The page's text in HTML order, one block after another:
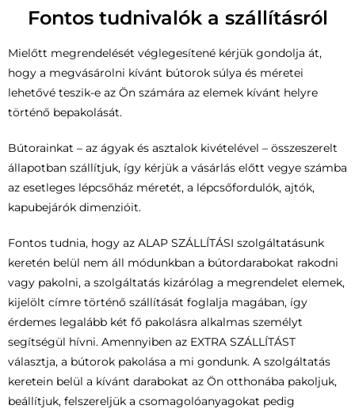
Fontos tudnivalók a szállításról
Mielőtt megrendelését véglegesítené kérjük gondolja át,
hogy a megvásárolni kívánt bútorok súlya és méretei
lehetővé teszik-e az Ön számára az elemek kívánt helyre
történő bepakolását.
Bútorainkat – az ágyak és asztalok kivételével – összeszerelt
állapotban szállítjuk, így kérjük a vásárlás előtt vegye számba
az esetleges lépcsőház méretét, a lépcsőfordulók, ajtók,
kapubejárók dimenzióit.
Fontos tudnia, hogy az ALAP SZÁLLÍTÁSI szolgáltatásunk
keretén belül nem áll módunkban a bútordarabokat rakodni
vagy pakolni, a szolgáltatás kizárólag a megrendelet elemek,
kijelölt címre történő szállítását foglalja magában, így
érdemes legalább két fő pakolásra alkalmas személyt
segítségül hívni. Amennyiben az EXTRA SZÁLLÍTÁST
választja, a bútorok pakolása a mi gondunk. A szolgáltatás
keretein belül a kívánt darabokat az Ön otthonába pakoljuk,
beállítjuk, felszereljük a csomagolóanyagokat pedig